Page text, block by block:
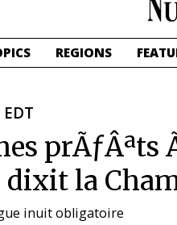
REGIONS
prÃƒÂªts
la
inuit obligatoire